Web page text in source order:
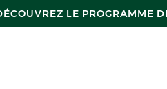
LE PROGRAMME